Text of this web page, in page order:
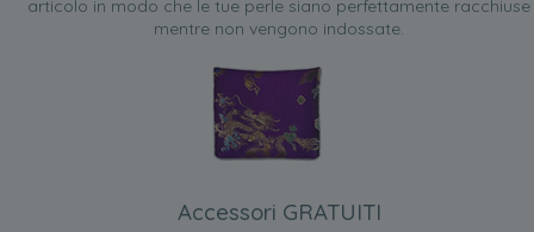
articolo in modo che le tue perle siano perfettamente racchiuse
mentre non vengono indossate.
Accessori GRATUITI